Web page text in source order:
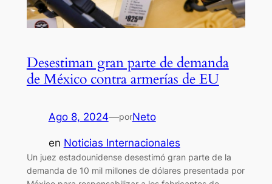
Desestiman gran parte de demanda
de México contra armerías de EU
Ago 8, 2024—porNeto
en Noticias Internacionales
Un juez estadounidense desestimó gran parte de la
demanda de 10 mil millones de dólares presentada por